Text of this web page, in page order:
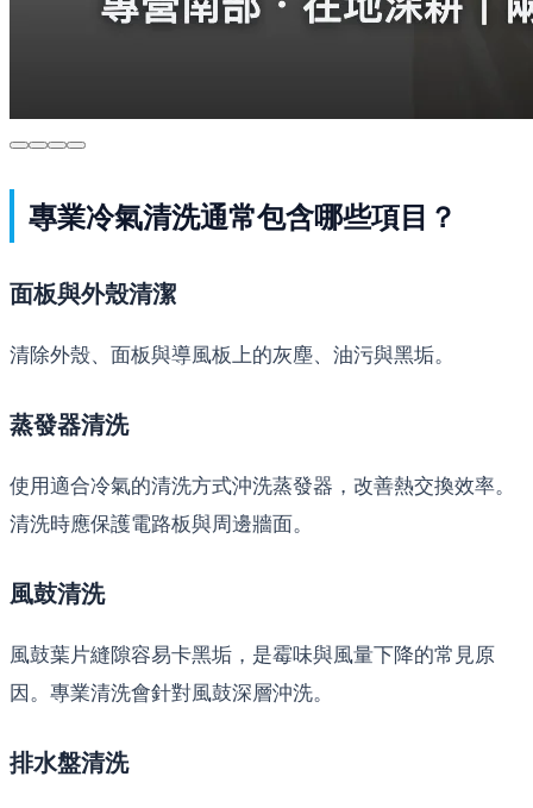
專業冷氣清洗通常包含哪些項目？
面板與外殼清潔
清除外殼、面板與導風板上的灰塵、油污與黑垢。
蒸發器清洗
使用適合冷氣的清洗方式沖洗蒸發器，改善熱交換效率。
清洗時應保護電路板與周邊牆面。
風鼓清洗
風鼓葉片縫隙容易卡黑垢，是霉味與風量下降的常見原
因。專業清洗會針對風鼓深層沖洗。
排水盤清洗